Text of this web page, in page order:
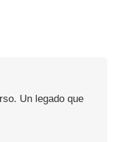
Un legado que